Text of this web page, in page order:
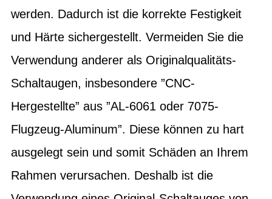
werden. Dadurch ist die korrekte Festigkeit
und Härte sichergestellt. Vermeiden Sie die
Verwendung anderer als Originalqualitäts-
Schaltaugen, insbesondere ”CNC-
Hergestellte” aus ”AL-6061 oder 7075-
Flugzeug-Aluminum”. Diese können zu hart
ausgelegt sein und somit Schäden an Ihrem
Rahmen verursachen. Deshalb ist die